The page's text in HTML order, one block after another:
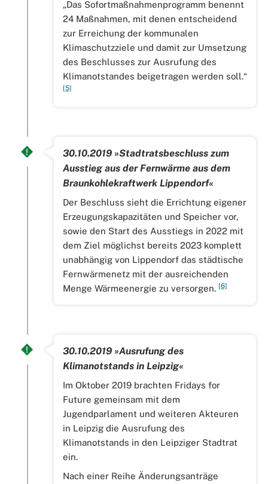
„Das Sofortmaßnahmenprogramm benennt
24 Maßnahmen, mit denen entscheidend
zur Erreichung der kommunalen
Klimaschutzziele und damit zur Umsetzung
des Beschlusses zur Ausrufung des
Klimanotstandes beigetragen werden soll.“
[5]
30.10.2019 »Stadtratsbeschluss zum
Ausstieg aus der Fernwärme aus dem
Braunkohlekraftwerk Lippendorf«
Der Beschluss sieht die Errichtung eigener
Erzeugungskapazitäten und Speicher vor,
sowie den Start des Ausstiegs in 2022 mit
dem Ziel möglichst bereits 2023 komplett
unabhängig von Lippendorf das städtische
Fernwärmenetz mit der ausreichenden
Menge Wärmeenergie zu versorgen. [6]
30.10.2019 »Ausrufung des
Klimanotstands in Leipzig«
Im Oktober 2019 brachten Fridays for
Future gemeinsam mit dem
Jugendparlament und weiteren Akteuren
in Leipzig die Ausrufung des
Klimanotstands in den Leipziger Stadtrat
ein.
Nach einer Reihe Änderungsanträge